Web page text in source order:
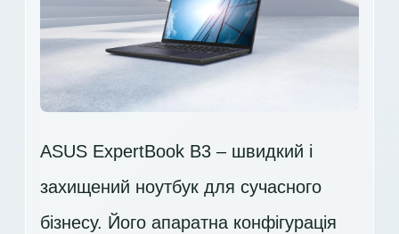
ASUS ExpertBook B3 – швидкий і
захищений ноутбук для сучасного
бізнесу. Його апаратна конфігурація